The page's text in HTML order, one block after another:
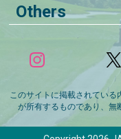
Others
このサイトに掲載されてい
が所有するものであり、無